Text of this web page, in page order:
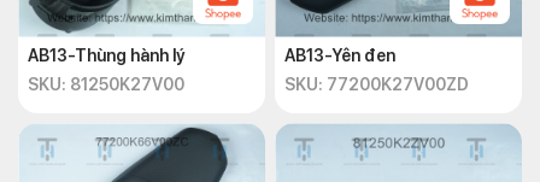
AB13-Thùng hành lý
SKU: 81250K27V00
AB13-Yên đen
SKU: 77200K27V00ZD